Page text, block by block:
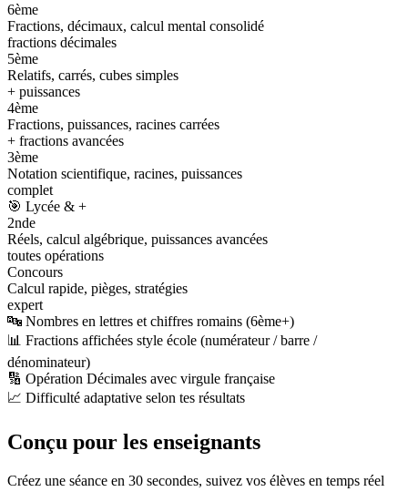
6ème
Fractions, décimaux, calcul mental consolidé
fractions décimales
5ème
Relatifs, carrés, cubes simples
+ puissances
4ème
Fractions, puissances, racines carrées
+ fractions avancées
3ème
Notation scientifique, racines, puissances
complet
🎯 Lycée & +
2nde
Réels, calcul algébrique, puissances avancées
toutes opérations
Concours
Calcul rapide, pièges, stratégies
expert
🔤 Nombres en lettres et chiffres romains (6ème+)
📊 Fractions affichées style école (numérateur / barre /
dénominateur)
🔢 Opération Décimales avec virgule française
📈 Difficulté adaptative selon tes résultats
Conçu pour les enseignants
Créez une séance en 30 secondes, suivez vos élèves en temps réel